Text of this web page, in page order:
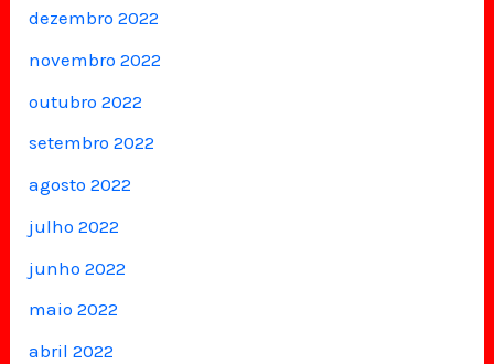
dezembro 2022
novembro 2022
outubro 2022
setembro 2022
agosto 2022
julho 2022
junho 2022
maio 2022
abril 2022